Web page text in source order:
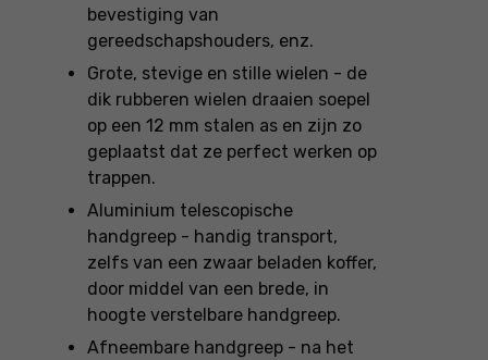
bevestiging van
gereedschapshouders, enz.
Grote, stevige en stille wielen - de
dik rubberen wielen draaien soepel
op een 12 mm stalen as en zijn zo
geplaatst dat ze perfect werken op
trappen.
Aluminium telescopische
handgreep - handig transport,
zelfs van een zwaar beladen koffer,
door middel van een brede, in
hoogte verstelbare handgreep.
Afneembare handgreep - na het